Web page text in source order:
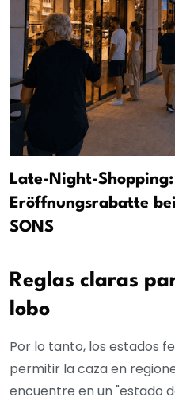
Late-Night-
Eröffnungsrabatte
SONS
Reglas claras
lobo
Por lo tanto, los estados
permitir la caza en
encuentre en un "estado